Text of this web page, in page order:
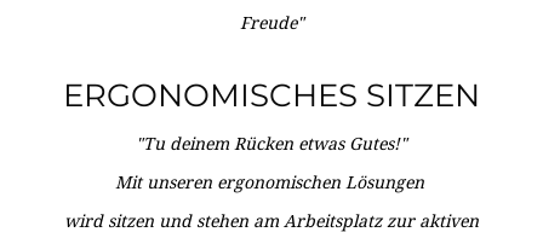
Freude"
ERGONOMISCHES SITZEN
"Tu deinem Rücken etwas Gutes!"
Mit unseren ergonomischen Lösungen
wird sitzen und stehen am Arbeitsplatz zur aktiven